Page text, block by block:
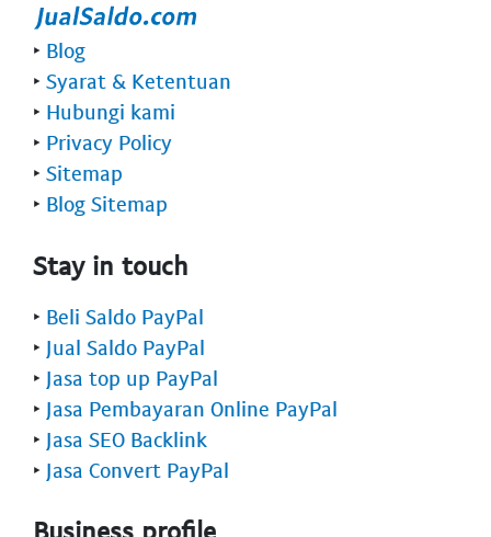
‣ Blog
‣ Syarat & Ketentuan
‣ Hubungi kami
‣ Privacy Policy
‣ Sitemap
‣ Blog Sitemap
Stay in touch
‣ Beli Saldo PayPal
‣ Jual Saldo PayPal
‣ Jasa top up PayPal
‣ Jasa Pembayaran Online PayPal
‣ Jasa SEO Backlink
‣ Jasa Convert PayPal
Business profile